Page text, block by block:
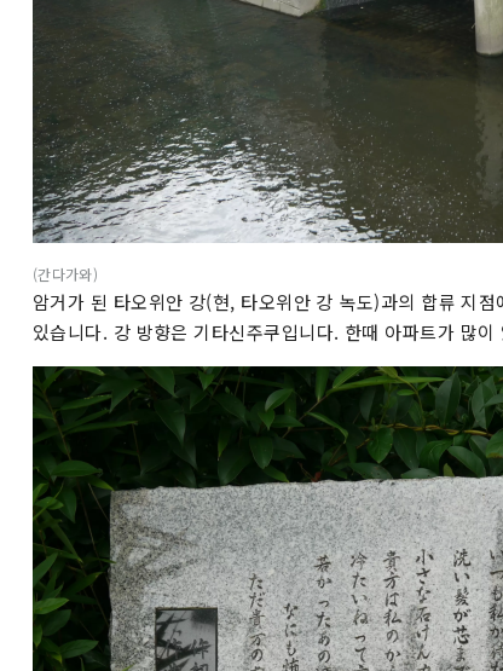
(간다가와)
암거가 된 타오위안 강(현, 타오위안 강 녹도)과의 합류 지
있습니다. 강 방향은 기타신주쿠입니다. 한때 아파트가 많이